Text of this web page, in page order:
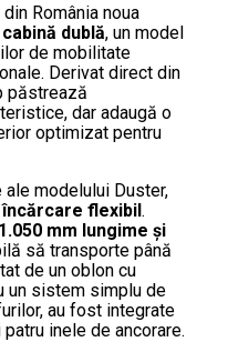
România noua
dublă, un model
de mobilitate
Derivat direct din
păstrează
dar adaugă o
optimizat pentru
modelului Duster,
încărcare flexibil.
1.050 mm lungime și
să transporte până
de un oblon cu
un sistem simplu de
au fost integrate
inele de ancorare.